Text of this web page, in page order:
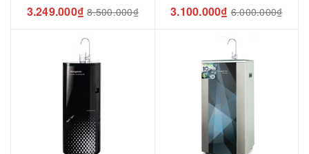
3.249.000₫ 8.500.000₫ 3.100.000₫ 6.000.000₫